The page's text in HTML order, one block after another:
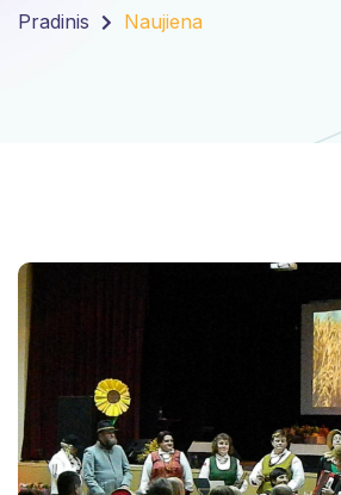
Pradinis Naujiena